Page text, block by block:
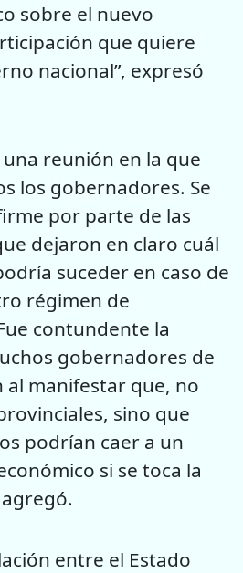
sobre el nuevo
que quiere
nacional”, expresó
una reunión en la que
los gobernadores. Se
por parte de las
dejaron en claro cuál
suceder en caso de
régimen de
contundente la
gobernadores de
manifestar que, no
sino que
podrían caer a un
si se toca la
entre el Estado